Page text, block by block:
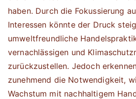
haben. Durch die Fokussierung
Interessen könnte der Druck
umweltfreundliche
vernachlässigen und
zurückzustellen. Jedoch
zunehmend die Notwendigkeit,
Wachstum mit nachhaltigem